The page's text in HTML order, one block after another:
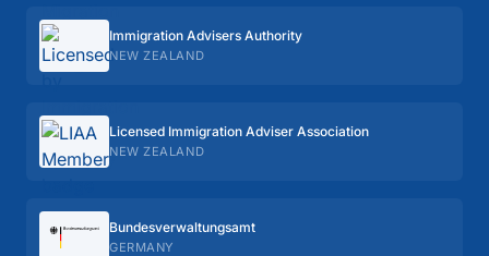
Immigration Advisers Authority
NEW ZEALAND
Licensed Immigration Adviser Association
NEW ZEALAND
Bundes­verwaltungs­amt
GERMANY